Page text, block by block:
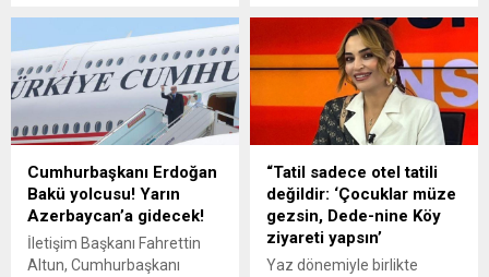
bu maçları naklen ekranlara
taşıyacak.
çıkacak. Avrupa'da 7 maçta
3 galibiyet ve 4 yenilgi
yaşayan siyah-beyazlılar,
yoluna devam edebilmek
için Hollanda'ya gidiyor.
Twente - Beşiktaş maçının
hangi kanalda ve ne zaman
olacağı futbolseverler
tarafından araştırılıyor. İşte
Twente - Beşiktaş
muhtemel 11'ler...
Cumhurbaşkanı Erdoğan
Bakü yolcusu! Yarın
Azerbaycan’a gidecek!
İletişim Başkanı Fahrettin
Altun, Cumhurbaşkanı
“Tatil sadece otel tatili
değildir: ‘Çocuklar müze
gezsin, Dede-nine Köy
ziyareti yapsın’
Yaz dönemiyle birlikte